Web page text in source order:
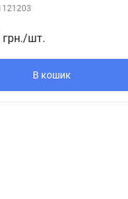
использование
хомута.
грн./шт.
В кошик